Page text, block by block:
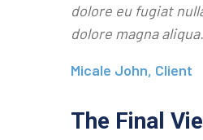
dolore eu fugiat
dolore magna
Micale John, Client
The Final